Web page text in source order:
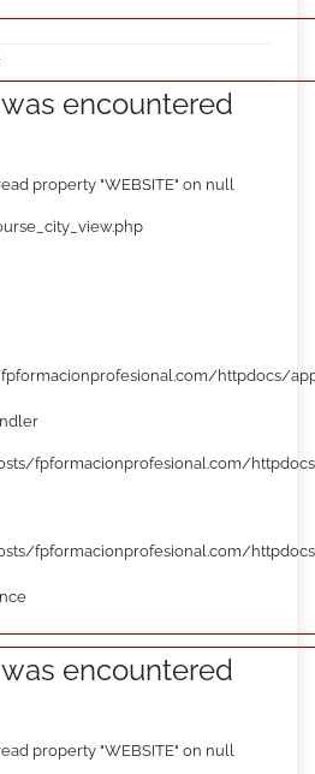
was encountered
property "WEBSITE" on null
httpdocs/
fpformacionprofesional.com/
fpformacionprofesional.com/
was encountered
property "WEBSITE" on null